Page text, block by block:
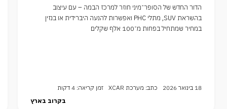
הדור החדש של הסופר־מיני חוזר למרכז הבמה – עם עיצוב
בהשראת SUV, מתלי PHC ואפשרות להנעה היברידית או בנזין
במחיר שמתחיל בפחות מ־100 אלף שקלים
18 בינואר 2026 כתב: מערכת XCAR
זמן קריאה: 4 דקות
בקרוב בארץ